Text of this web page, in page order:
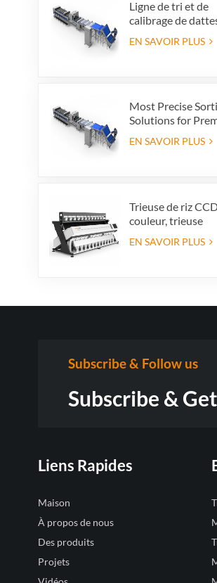
Ligne de tri et de
calibrage de
augmentez la
EN SAVOIR PLUS
Most Precise
Solutions for
Grader powered by
EN SAVOIR PLUS
Trieuse de riz
couleur, trieuse
grains, trieuse de
EN SAVOIR PLUS
Subscribe & Follow us
Subscribe &
Liens Rapides
Maison
À propos de nous
Des produits
Projets